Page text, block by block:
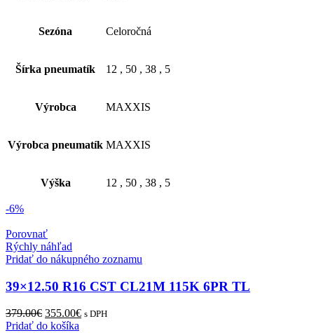
Sezóna Celoročná
Šírka pneumatík 12 , 50 , 38 , 5
Výrobca MAXXIS
Výrobca pneumatík MAXXIS
Výška 12 , 50 , 38 , 5
-6%
Porovnať
Rýchly náhľad
Pridať do nákupného zoznamu
39×12.50 R16 CST CL21M 115K 6PR TL
379.00€ Original
price
355.00€Current
s DPH
Pridať do košíka